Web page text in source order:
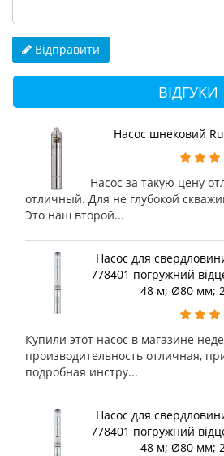
Відправити
ВІДГУКИ
Насос шнековий
Насос за такую цену
отличный. Для не глубокой
Это наш второй...
Насос для
778401 погружний
48 м; Ø80 мм;
Купили этот насос в магазине
производительность отличная,
подробная инстру...
Насос для
778401 погружний
48 м; Ø80 мм;